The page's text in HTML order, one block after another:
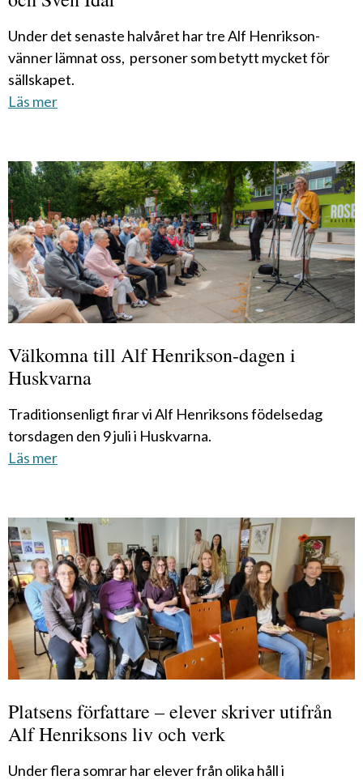
Under det senaste halvåret har tre Alf Henrikson-
vänner lämnat oss, personer som betytt mycket för
sällskapet.
Läs mer
Välkomna till Alf Henrikson-dagen i
Huskvarna
Traditionsenligt firar vi Alf Henriksons födelsedag
torsdagen den 9 juli i Huskvarna.
Läs mer
Platsens författare – elever skriver utifrån
Alf Henriksons liv och verk
Under flera somrar har elever från olika håll i